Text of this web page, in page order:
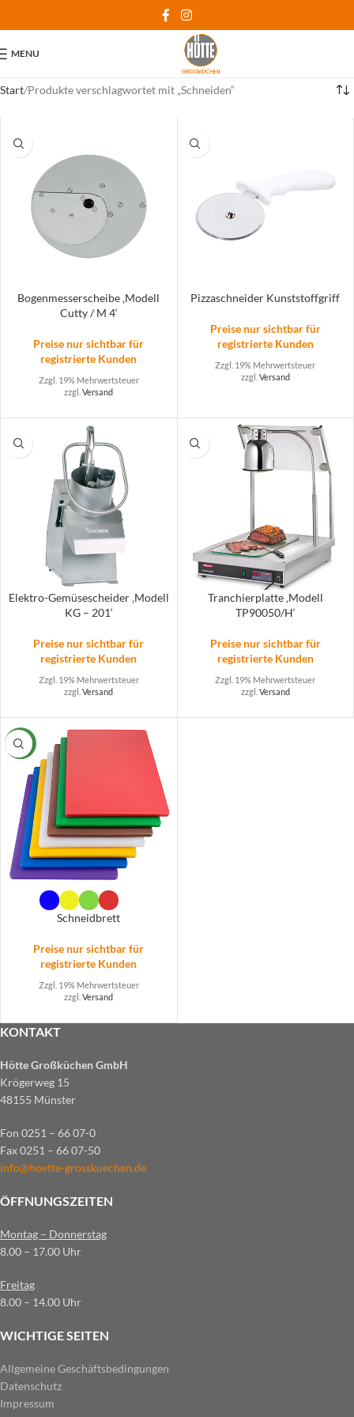
MENU
Start Produkte verschlagwortet mit „Schneiden“
Bogenmesserscheibe ‚Modell
Cutty / M 4‘
Preise nur sichtbar für
registrierte Kunden
Zzgl. 19% Mehrwertsteuer
zzgl.Versand
Pizzaschneider Kunststoffgriff
Preise nur sichtbar für
registrierte Kunden
Zzgl. 19% Mehrwertsteuer
zzgl. Versand
Elektro-Gemüsescheider ‚Modell
KG – 201‘
Preise nur sichtbar für
registrierte Kunden
Zzgl. 19% Mehrwertsteuer
zzgl.Versand
Tranchierplatte ‚Modell
TP90050/H‘
Preise nur sichtbar für
registrierte Kunden
Zzgl. 19% Mehrwertsteuer
zzgl. Versand
NEW
Schneidbrett
Preise nur sichtbar für
registrierte Kunden
Zzgl. 19% Mehrwertsteuer
zzgl.Versand
KONTAKT
Hötte Großküchen GmbH
Krögerweg 15
48155 Münster
Fon 0251 – 66 07-0
Fax 0251 – 66 07-50
info@hoette-grosskuechen.de
ÖFFNUNGSZEITEN
Montag – Donnerstag
8.00 – 17.00 Uhr
Freitag
8.00 – 14.00 Uhr
WICHTIGE SEITEN
Allgemeine Geschäftsbedingungen
Datenschutz
Impressum